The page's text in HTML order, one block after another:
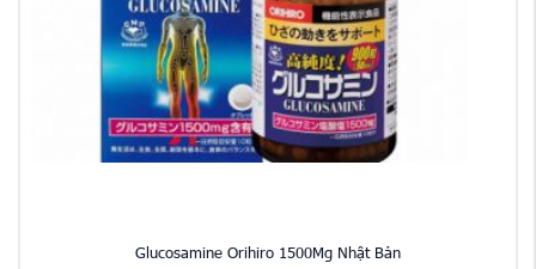
Glucosamine Orihiro 1500Mg Nhật Bản